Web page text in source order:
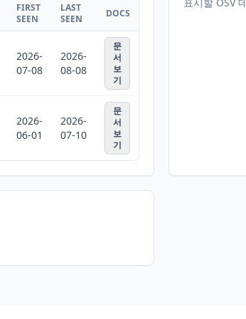
FIRST
SEEN
LAST
SEEN
DOCS
2026-
07-08
2026-
08-08
문
서
보
기
2026-
06-01
2026-
07-10
문
서
보
기